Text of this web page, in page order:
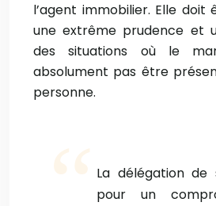
l’agent immobilier. Elle doit
une extrême prudence et
des situations où le
absolument pas être
personne.
La délégation de
pour un